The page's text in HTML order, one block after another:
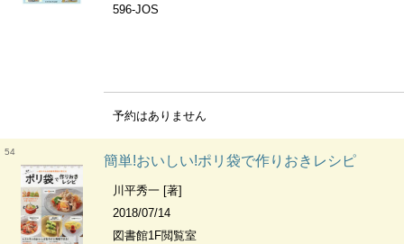
596-JOS
予約はありません
54
簡単!おいしい!ポリ袋で作りおきレシピ
川平秀一 [著]
2018/07/14
図書館1F閲覧室